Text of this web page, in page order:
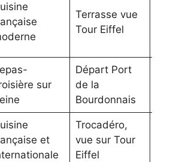
Terrasse vue
Tour Eiffel
sur
Départ Port
de la
Bourdonnais
et
Trocadéro,
vue sur Tour
Eiffel